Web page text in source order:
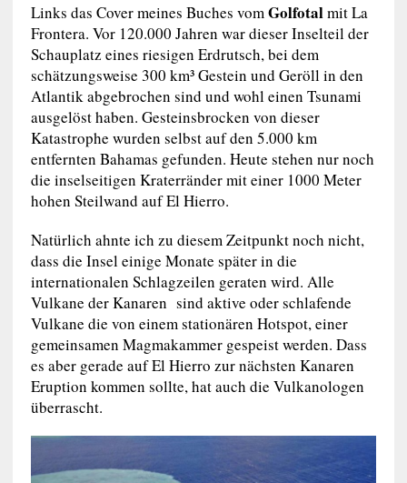
Links das Cover meines Buches vomGolfotalmit La
Frontera. Vor 120.000 Jahren war dieser Inselteil der
Schauplatz eines riesigen Erdrutsch, bei dem
schätzungsweise 300 km³ Gestein und Geröll in den
Atlantik abgebrochen sind und wohl einen Tsunami
ausgelöst haben. Gesteinsbrocken von dieser
Katastrophe wurden selbst auf den 5.000 km
entfernten Bahamas gefunden. Heute stehen nur noch
die inselseitigen Kraterränder mit einer 1000 Meter
hohen Steilwand auf El Hierro.
Natürlich ahnte ich zu diesem Zeitpunkt noch nicht,
dass die Insel einige Monate später in die
internationalen Schlagzeilen geraten wird. Alle
Vulkane der Kanaren sind aktive oder schlafende
Vulkane die von einem stationären Hotspot, einer
gemeinsamen Magmakammer gespeist werden. Dass
es aber gerade auf El Hierro zur nächsten Kanaren
Eruption kommen sollte, hat auch die Vulkanologen
überrascht.